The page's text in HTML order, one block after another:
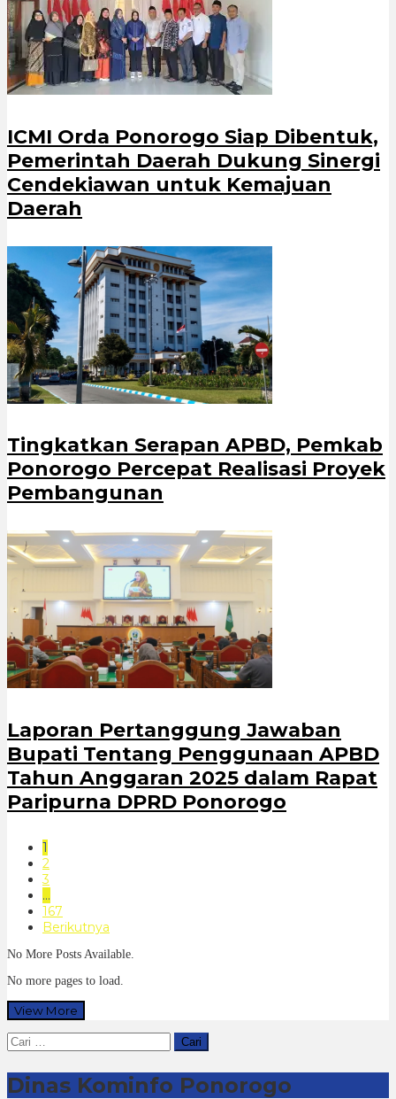
ICMI Orda Ponorogo Siap Dibentuk,
Pemerintah Daerah Dukung Sinergi
Cendekiawan untuk Kemajuan
Daerah
Tingkatkan Serapan APBD, Pemkab
Ponorogo Percepat Realisasi Proyek
Pembangunan
Laporan Pertanggung Jawaban
Bupati Tentang Penggunaan APBD
Tahun Anggaran 2025 dalam Rapat
Paripurna DPRD Ponorogo
1
2
3
…
167
Berikutnya
No More Posts Available.
No more pages to load.
View More
Cari
untuk:
Dinas Kominfo Ponorogo